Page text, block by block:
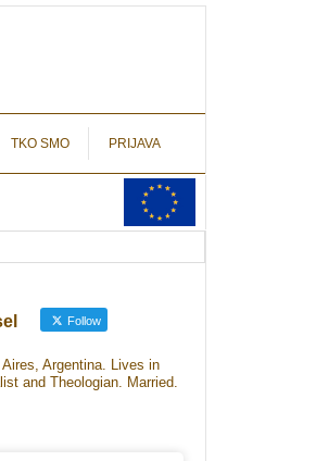
TKO SMO PRIJAVA
Follow
Argentina. Lives in
and Theologian. Married.